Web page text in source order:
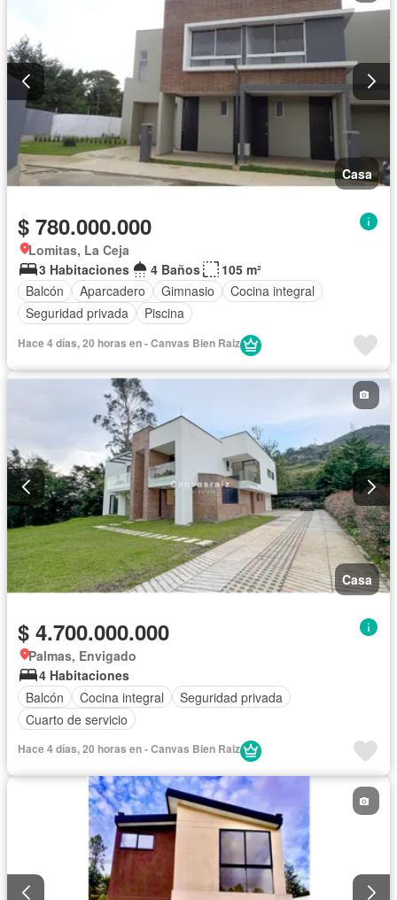
Casa
$ 780.000.000
Lomitas, La Ceja
3 Habitaciones
4 Baños
105 m²
Balcón
Aparcadero Gimnasio
Cocina integral
Seguridad privada
Piscina
Hace 4 días, 20 horas en - Canvas Bien Raiz
Casa
$ 4.700.000.000
Palmas, Envigado
4 Habitaciones
Balcón
Cocina integral
Seguridad privada
Cuarto de servicio
Hace 4 días, 20 horas en - Canvas Bien Raiz